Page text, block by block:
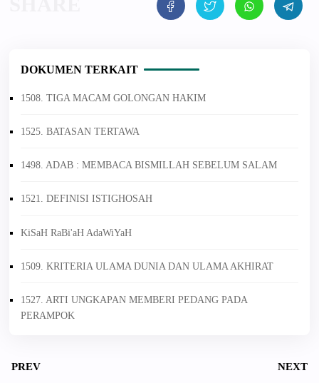
DOKUMEN TERKAIT
1508. TIGA MACAM GOLONGAN HAKIM
1525. BATASAN TERTAWA
1498. ADAB : MEMBACA BISMILLAH SEBELUM SALAM
1521. DEFINISI ISTIGHOSAH
KiSaH RaBi'aH AdaWiYaH
1509. KRITERIA ULAMA DUNIA DAN ULAMA AKHIRAT
1527. ARTI UNGKAPAN MEMBERI PEDANG PADA
PERAMPOK
PREV NEXT